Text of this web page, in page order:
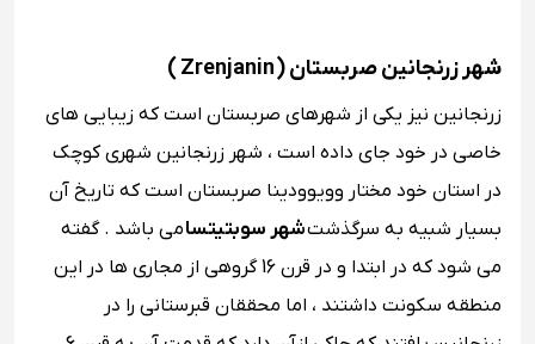
شهر زرنجانین صربستان ( Zrenjanin )
زرنجانین نیز یکی از شهرهای صربستان است که زیبایی ‌های
خاصی در خود جای داده است ، شهر زرنجانین شهری کوچک
در استان خود مختار وویوودینا صربستان است که تاریخ آن
بسیار شبیه به سرگذشتشهر سوبتیتسامی باشد . گفته
می ‌شود که در ابتدا و در قرن 16 گروهی از مجاری ‌ها در این
منطقه سکونت داشتند ، اما محققان قبرستانی را در